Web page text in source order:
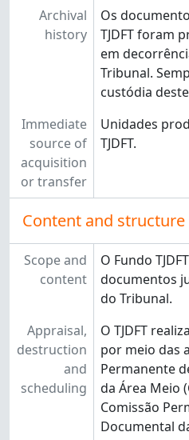
Archival
history
Os
TJDFT foram
em
Tribunal.
custódia
Immediate
source of
acquisition
or transfer
Unidades
TJDFT.
Content and structure
Scope and
content
O Fundo
documentos
do Tribunal.
Appraisal,
destruction
and
scheduling
O TJDFT
por meio das
Permanente
da Área Meio
Comissão
Documental